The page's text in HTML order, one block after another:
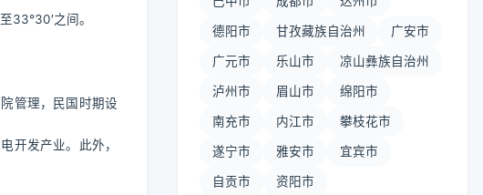
33°30′之间。
管理，民国时期设
开发产业。此外，
德阳市 甘孜藏族自治州 广安市
广元市 乐山市 凉山彝族自治州
泸州市 眉山市 绵阳市
南充市 内江市 攀枝花市
遂宁市 雅安市 宜宾市
自贡市 资阳市